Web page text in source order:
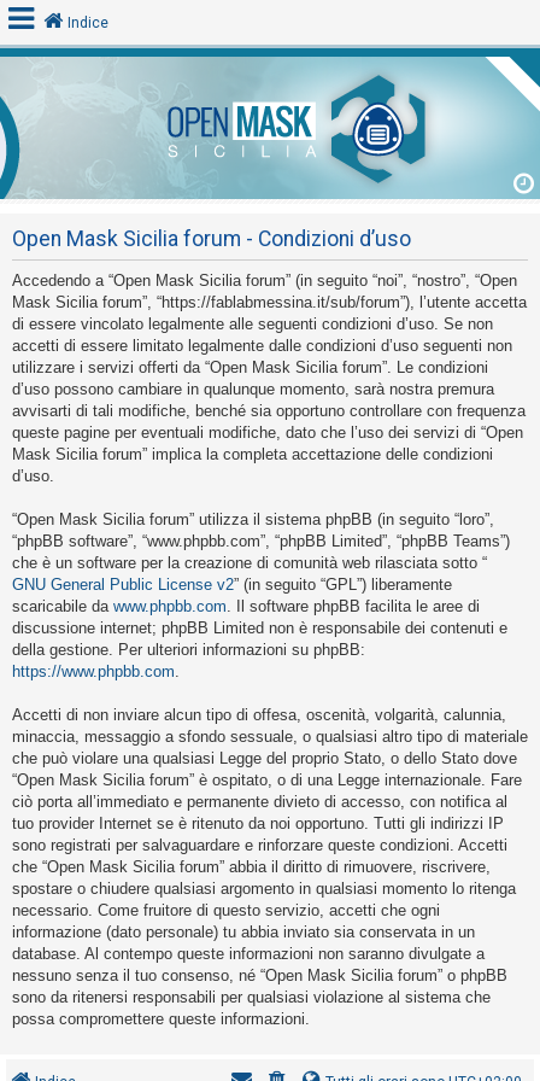
o
g
n
A
r
g
o
m
e
t
i
s
e
n
z
r
i
s
p
o
s
t
a
A
g
Indice
Open Mask Sicilia forum - Condizioni d’uso
Accedendo a “Open Mask Sicilia forum” (in seguito “noi”, “nostro”, “Open
Mask Sicilia forum”, “https://fablabmessina.it/sub/forum”), l’utente accetta
di essere vincolato legalmente alle seguenti condizioni d’uso. Se non
accetti di essere limitato legalmente dalle condizioni d’uso seguenti non
utilizzare i servizi offerti da “Open Mask Sicilia forum”. Le condizioni
d’uso possono cambiare in qualunque momento, sarà nostra premura
avvisarti di tali modifiche, benché sia opportuno controllare con frequenza
queste pagine per eventuali modifiche, dato che l’uso dei servizi di “Open
Mask Sicilia forum” implica la completa accettazione delle condizioni
d’uso.
“Open Mask Sicilia forum” utilizza il sistema phpBB (in seguito “loro”,
“phpBB software”, “www.phpbb.com”, “phpBB Limited”, “phpBB Teams”)
che è un software per la creazione di comunità web rilasciata sotto “
GNU General Public License v2” (in seguito “GPL”) liberamente
scaricabile da www.phpbb.com. Il software phpBB facilita le aree di
discussione internet; phpBB Limited non è responsabile dei contenuti e
della gestione. Per ulteriori informazioni su phpBB:
https://www.phpbb.com.
Accetti di non inviare alcun tipo di offesa, oscenità, volgarità, calunnia,
minaccia, messaggio a sfondo sessuale, o qualsiasi altro tipo di materiale
che può violare una qualsiasi Legge del proprio Stato, o dello Stato dove
“Open Mask Sicilia forum” è ospitato, o di una Legge internazionale. Fare
ciò porta all’immediato e permanente divieto di accesso, con notifica al
tuo provider Internet se è ritenuto da noi opportuno. Tutti gli indirizzi IP
sono registrati per salvaguardare e rinforzare queste condizioni. Accetti
che “Open Mask Sicilia forum” abbia il diritto di rimuovere, riscrivere,
spostare o chiudere qualsiasi argomento in qualsiasi momento lo ritenga
necessario. Come fruitore di questo servizio, accetti che ogni
informazione (dato personale) tu abbia inviato sia conservata in un
database. Al contempo queste informazioni non saranno divulgate a
nessuno senza il tuo consenso, né “Open Mask Sicilia forum” o phpBB
sono da ritenersi responsabili per qualsiasi violazione al sistema che
possa compromettere queste informazioni.